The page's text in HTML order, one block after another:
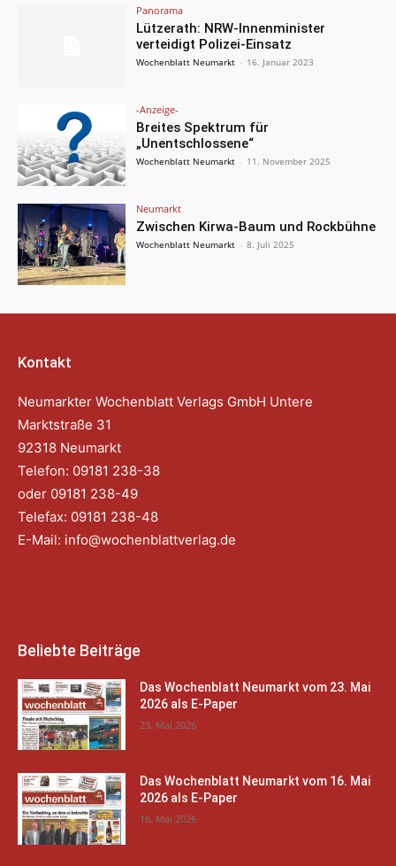
Panorama
Lützerath: NRW-Innenminister
verteidigt Polizei-Einsatz
Wochenblatt Neumarkt - 16. Januar 2023
-Anzeige-
Breites Spektrum für
„Unentschlossene“
Wochenblatt Neumarkt - 11. November 2025
Neumarkt
Zwischen Kirwa-Baum und Rockbühne
Wochenblatt Neumarkt - 8. Juli 2025
Kontakt
Neumarkter Wochenblatt Verlags GmbH Untere
Marktstraße 31
92318 Neumarkt
Telefon: 09181 238-38
oder 09181 238-49
Telefax: 09181 238-48
E-Mail: info@wochenblattverlag.de
Beliebte Beiträge
Das Wochenblatt Neumarkt vom 23. Mai
2026 als E-Paper
23. Mai 2026
Das Wochenblatt Neumarkt vom 16. Mai
2026 als E-Paper
16. Mai 2026